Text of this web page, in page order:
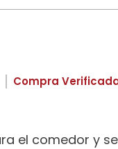
Compra
el comedor y